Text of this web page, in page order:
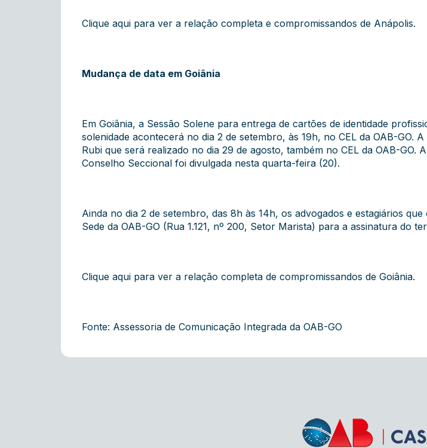
Clique aqui para ver a relação completa e compromissandos de Anápolis.
Mudança de data em Goiânia
Em Goiânia, a Sessão Solene para entrega de cartões de identidade
solenidade acontecerá no dia 2 de setembro, às 19h, no CEL da OAB-
Rubi que será realizado no dia 29 de agosto, também no CEL da OAB-
Conselho Seccional foi divulgada nesta quarta-feira (20).
Ainda no dia 2 de setembro, das 8h às 14h, os advogados e estagiários
Sede da OAB-GO (Rua 1.121, nº 200, Setor Marista) para a assinatura do
Clique aqui para ver a relação completa de compromissandos de Goiânia.
Fonte: Assessoria de Comunicação Integrada da OAB-GO